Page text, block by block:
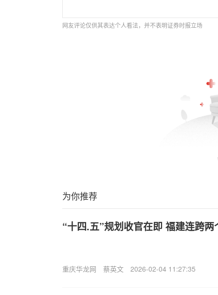
网友评论仅供其表达个人看法，并不表明证券时报立场
为你推荐
“十四.五”规划收官在即 福建连跨两
重庆华龙网 蔡英文 2026-02-04 11:27:35